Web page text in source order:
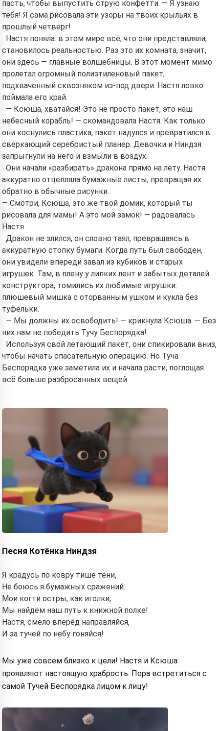
пасть, чтобы выпустить струю конфетти. — Я узнаю
тебя! Я сама рисовала эти узоры на твоих крыльях в
прошлый четверг!
Настя поняла: в этом мире всё, что они представляли,
становилось реальностью. Раз это их комната, значит,
они здесь — главные волшебницы. В этот момент мимо
пролетал огромный полиэтиленовый пакет,
подхваченный сквозняком из-под двери. Настя ловко
поймала его край.
— Ксюша, хватайся! Это не просто пакет, это наш
небесный корабль! — скомандовала Настя. Как только
они коснулись пластика, пакет надулся и превратился в
сверкающий серебристый планер. Девочки и Ниндзя
запрыгнули на него и взмыли в воздух.
Они начали «разбирать» дракона прямо на лету. Настя
аккуратно отцепляла бумажные листы, превращая их
обратно в обычные рисунки.
— Смотри, Ксюша, это же твой домик, который ты
рисовала для мамы! А это мой замок! — радовалась
Настя.
Дракон не злился, он словно таял, превращаясь в
аккуратную стопку бумаги. Когда путь был свободен,
они увидели впереди завал из кубиков и старых
игрушек. Там, в плену у липких лент и забытых деталей
конструктора, томились их любимые игрушки:
плюшевый мишка с оторванным ушком и кукла без
туфельки.
— Мы должны их освободить! — крикнула Ксюша. — Без
них нам не победить Тучу Беспорядка!
Используя свой летающий пакет, они спикировали вниз,
чтобы начать спасательную операцию. Но Туча
Беспорядка уже заметила их и начала расти, поглощая
всё больше разбросанных вещей.
Песня Котёнка Ниндзя
Я крадусь по ковру тише тени,
Не боюсь я бумажных сражений.
Мои когти остры, как иголки,
Мы найдём наш путь к книжной полке!
Настя, смело вперёд направляйся,
И за тучей по небу гоняйся!
Мы уже совсем близко к цели! Настя и Ксюша
проявляют настоящую храбрость. Пора встретиться с
самой Тучей Беспорядка лицом к лицу!
Hi! I am Storiko 👋
I tell magical bedtime stories for